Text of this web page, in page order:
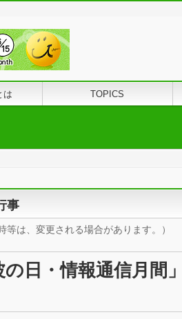
は TOPICS
事
は、変更される場合があります。）
日・情報通信月間